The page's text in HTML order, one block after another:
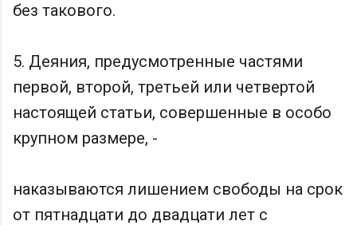
без такового.
5. Деяния, предусмотренные частями
первой, второй, третьей или четвертой
настоящей статьи, совершенные в особо
крупном размере, -
наказываются лишением свободы на срок
от пятнадцати до двадцати лет с